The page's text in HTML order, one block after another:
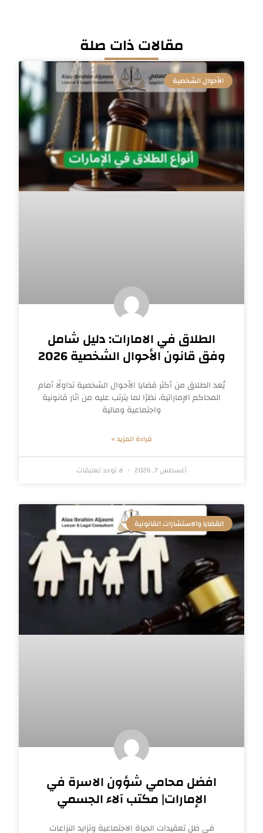
مقالات ذات صلة
الأحوال الشخصية
الطلاق في الامارات: دليل شامل
وفق قانون الأحوال الشخصية 2026
يُعد الطلاق من أكثر قضايا الأحوال الشخصية تداولًا أمام
المحاكم الإماراتية، نظرًا لما يترتب عليه من آثار قانونية
واجتماعية ومالية
قراءة المزيد »
أغسطس 7, 2026 لا توجد تعليقات
القضايا والاستشارات القانونية
افضل محامي شؤون الاسرة في
الإمارات| مكتب آلاء الجسمي
في ظل تعقيدات الحياة الاجتماعية وتزايد النزاعات